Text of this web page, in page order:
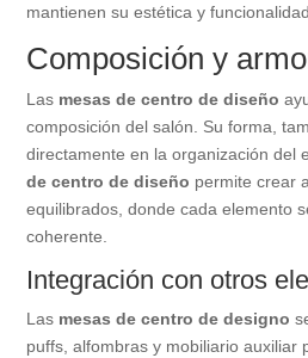
mantienen su estética y
Composición y
Las mesas de centro de diseño
composición del salón. Su forma,
directamente en la organización del
de centro de diseño permite crear
equilibrados, donde cada elemento
coherente.
Integración con otros
Las mesas de centro de designo
puffs, alfombras y mobiliario auxiliar